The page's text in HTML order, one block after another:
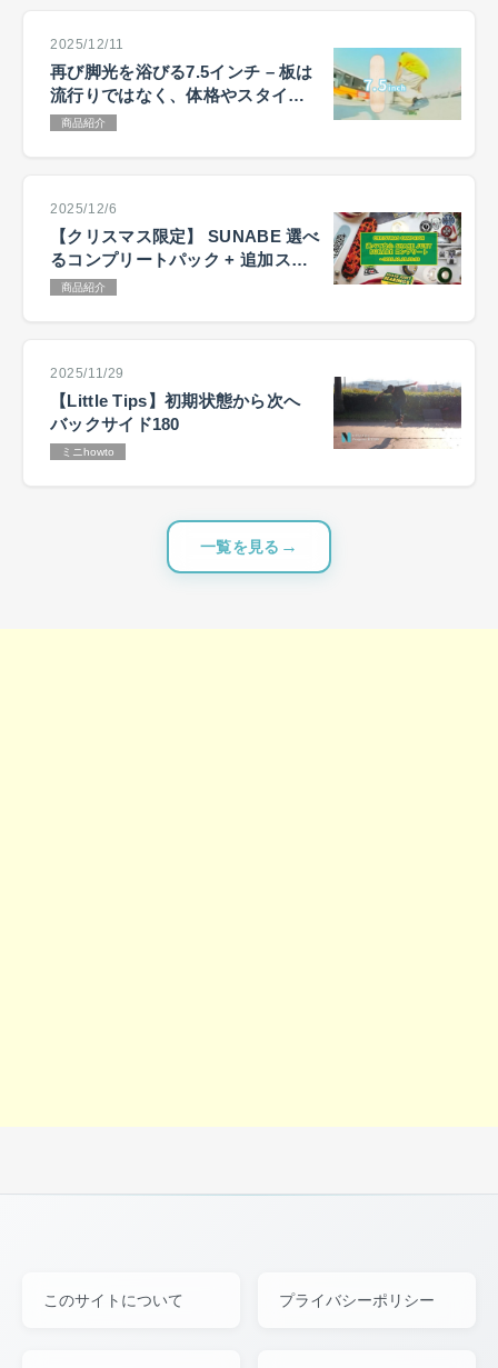
2025/12/11
再び脚光を浴びる7.5インチ – 板は
流行りではなく、体格やスタイル
で選ぶ
商品紹介
2025/12/6
【クリスマス限定】 SUNABE 選べ
るコンプリートパック + 追加ステ
ッカーキャンペーン
商品紹介
2025/11/29
【Little Tips】初期状態から次へ
バックサイド180
ミニhowto
一覧を見る
このサイトについて プライバシーポリシー